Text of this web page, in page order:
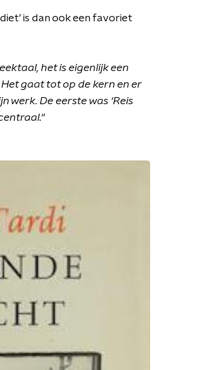
is dan ook een favoriet
het is eigenlijk een
gaat tot op de kern en er
De eerste was ‘Reis